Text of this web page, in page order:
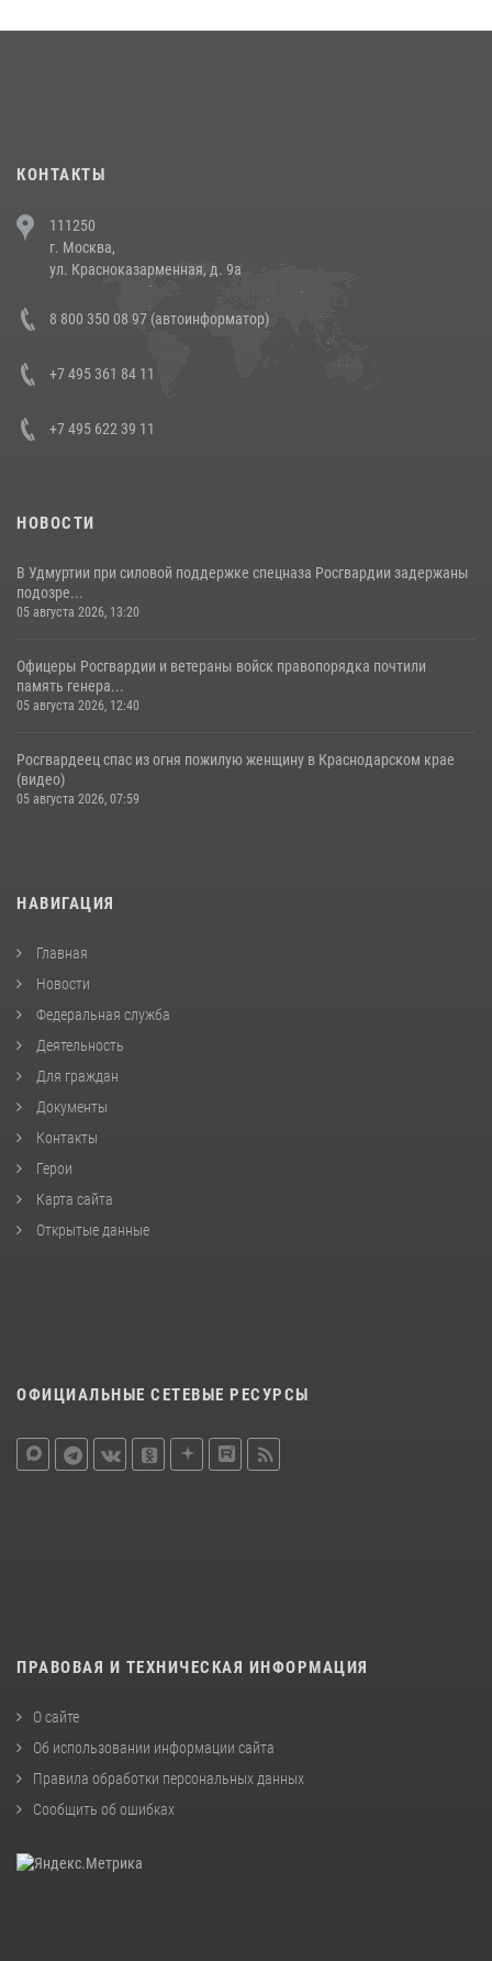
напавших на бригаду скорой помощи (видео)
14 июля 2026, 12:20
В Росгвардии прошла военно-научная конференция по обобщению
боевого опыта
КОНТАКТЫ
111250
г. Москва,
ул. Красноказарменная, д. 9а
8 800 350 08 97 (автоинформатор)
+7 495 361 84 11
+7 495 622 39 11
НОВОСТИ
В Удмуртии при силовой поддержке спецназа Росгвардии задержаны
подозре...
05 августа 2026, 13:20
Офицеры Росгвардии и ветераны войск правопорядка почтили
память генера...
05 августа 2026, 12:40
Росгвардеец спас из огня пожилую женщину в Краснодарском крае
(видео)
05 августа 2026, 07:59
НАВИГАЦИЯ
Главная
Новости
Федеральная служба
Деятельность
Для граждан
Документы
Контакты
Герои
Карта сайта
Открытые данные
ОФИЦИАЛЬНЫЕ СЕТЕВЫЕ РЕСУРСЫ
ПРАВОВАЯ И ТЕХНИЧЕСКАЯ ИНФОРМАЦИЯ
О сайте
Об использовании информации сайта
Правила обработки персональных данных
Сообщить об ошибках